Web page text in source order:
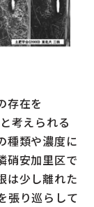
存在を
考えられる
種類や濃度に
硝安加里区で
は少し離れた
張り巡らして